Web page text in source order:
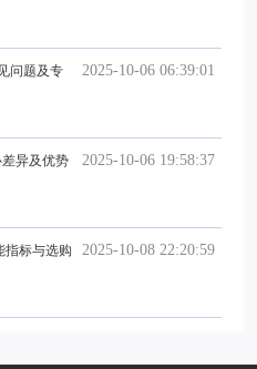
2025-10-06 06:39:01
问题及专
2025-10-06 19:58:37
异及优势
2025-10-08 22:20:59
指标与选购